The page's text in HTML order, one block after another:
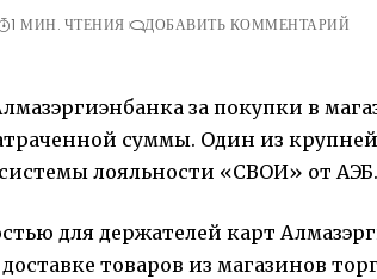
1 МИН. ЧТЕНИЯ ДОБАВИТЬ КОММЕНТАРИЙ
за покупки в
суммы. Один из
лояльности «СВОИ» от АЭБ.
для держателей карт
товаров из магазинов